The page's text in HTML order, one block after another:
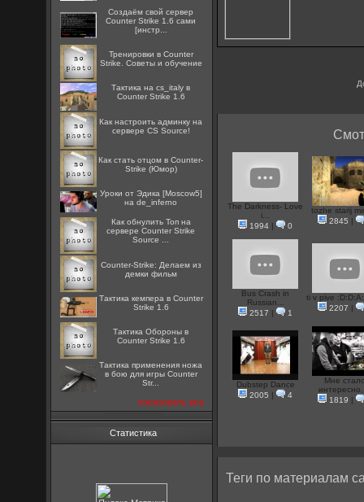
Создаём свой сервер
Counter Strike 1.6 сами
[инстр...
Тренировки в Counter
Strike. Советы и обучение
Тактика на cs_italy в
Counter Strike 1.6
Как настроить админку на
сервере CS Source!
Как стать отцом в Counter-
Strike (Юмор)
Уроки от Эдика [Moscow5]
на de_inferno
Как обнулить Топ на
сервере Counter Strike
Source ...
Counter-Strike: Делаем из
демки фильм
Тактика кемпера в Counter
Strike 1.6
Тактика Обороны в
Counter Strike 1.6
Тактика применения ножа
в бою для игры Counter
Str...
посмотреть все
Статистика
The Darkness- Love
i...
1994 | 0
tozhe starij
2845 |
Bus Crash in
Russian...
2517 | 1
ti v pive
2207 |
Dubstep Dance
2005 | 4
Мне
1819 |
Теги по материалам